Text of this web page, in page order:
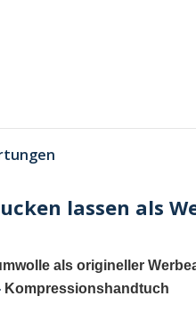
lassen als
als origineller
Kompressionshandtuch